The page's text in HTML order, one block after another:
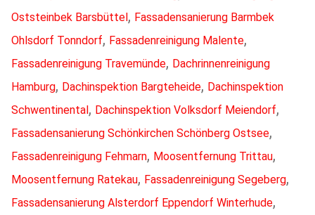
Oststeinbek Barsbüttel, Fassadensanierung Barmbek
Ohlsdorf Tonndorf, Fassadenreinigung Malente,
Fassadenreinigung Travemünde, Dachrinnenreinigung
Hamburg, Dachinspektion Bargteheide, Dachinspektion
Schwentinental, Dachinspektion Volksdorf Meiendorf,
Fassadensanierung Schönkirchen Schönberg Ostsee,
Fassadenreinigung Fehmarn, Moosentfernung Trittau,
Moosentfernung Ratekau, Fassadenreinigung Segeberg,
Fassadensanierung Alsterdorf Eppendorf Winterhude,